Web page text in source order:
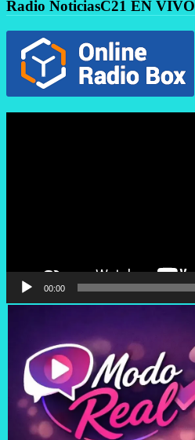
Radio NoticiasC21 EN VIVO
00:00